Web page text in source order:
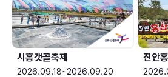
시흥갯골축제
2026.09.18~2026.09.20
진안